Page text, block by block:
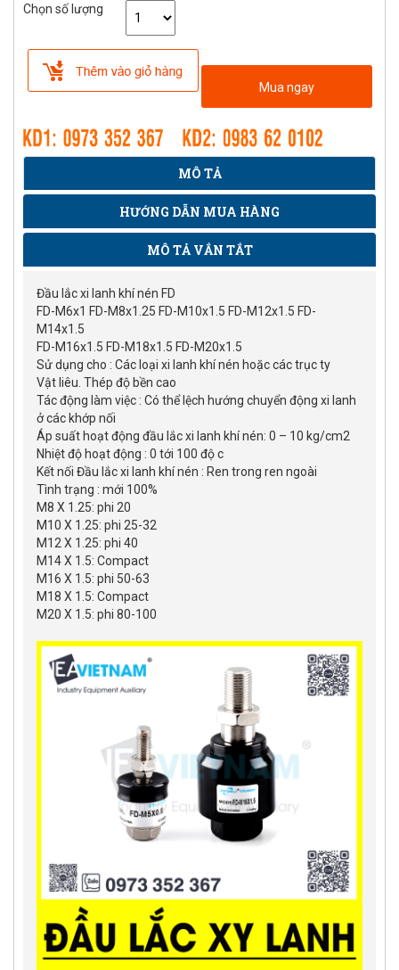
Chọn số lượng
Mua ngay
MÔ TẢ
HƯỚNG DẪN MUA HÀNG
MÔ TẢ VẮN TẮT
Đầu lắc xi lanh khí nén FD
FD-M6x1 FD-M8x1.25 FD-M10x1.5 FD-M12x1.5 FD-
M14x1.5
FD-M16x1.5 FD-M18x1.5 FD-M20x1.5
Sử dụng cho : Các loại xi lanh khí nén hoặc các trục ty
Vật liêu. Thép độ bền cao
Tác động làm việc : Có thể lệch hướng chuyển động xi lanh
ở các khớp nối
Áp suất hoạt động đầu lắc xi lanh khí nén: 0 – 10 kg/cm2
Nhiệt độ hoạt động : 0 tới 100 độ c
Kết nối Đầu lắc xi lanh khí nén : Ren trong ren ngoài
Tình trạng : mới 100%
M8 X 1.25: phi 20
M10 X 1.25: phi 25-32
M12 X 1.25: phi 40
M14 X 1.5: Compact
M16 X 1.5: phi 50-63
M18 X 1.5: Compact
M20 X 1.5: phi 80-100